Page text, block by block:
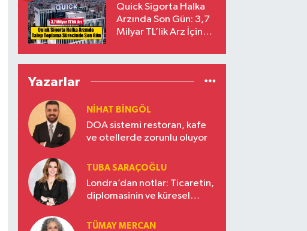
Quick Sigorta Halka
Arzında Son Gün: 3,7
Milyar TL’lik Arz İçin
Eriyor
Yazarlar
NIHAT BINGÖL
DOA sistemi restoran, kafe
ve otellerde zorunlu oluyor
TUBA SARAÇOĞLU
Londra’dan notlar: Ticaretin,
diplomasinin ve küresel
Türkiye’nin yükselen gücü
TÜMAY MERCAN